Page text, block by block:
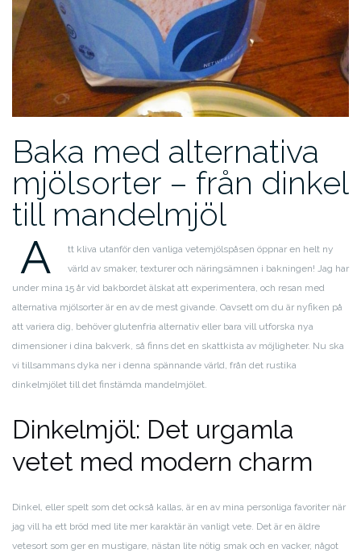
Baka med alternativa
mjölsorter – från dinkel
till mandelmjöl
A
tt kliva utanför den vanliga vetemjölspåsen öppnar en helt ny
värld av smaker, texturer och näringsämnen i bakningen! Jag har
under mina 15 år vid bakbordet älskat att experimentera, och resan med
alternativa mjölsorter är en av de mest givande. Oavsett om du är nyfiken på
att variera dig, behöver glutenfria alternativ eller bara vill utforska nya
dimensioner i dina bakverk, så finns det en skattkista av möjligheter. Nu ska
vi tillsammans dyka ner i denna spännande värld, från det rustika
dinkelmjölet till det finstämda mandelmjölet.
Dinkelmjöl: Det urgamla
vetet med modern charm
Dinkel, eller spelt som det också kallas, är en av mina personliga favoriter när
jag vill ha ett bröd med lite mer karaktär än vanligt vete. Det är en äldre
vetesort som ger en mustigare, nästan lite nötig smak och en vacker, något